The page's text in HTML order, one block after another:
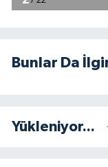
Bunlar Da
Yükleniyor...